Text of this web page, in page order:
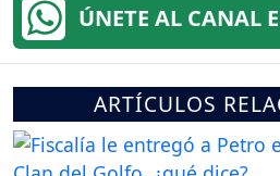
ÚNETE AL CANAL
ARTÍCULOS